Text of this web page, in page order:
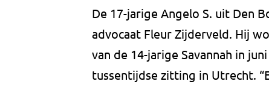
De 17-jarige Angelo S. uit Den
advocaat Fleur Zijderveld. Hij
van de 14-jarige Savannah in
tussentijdse zitting in Utrecht.